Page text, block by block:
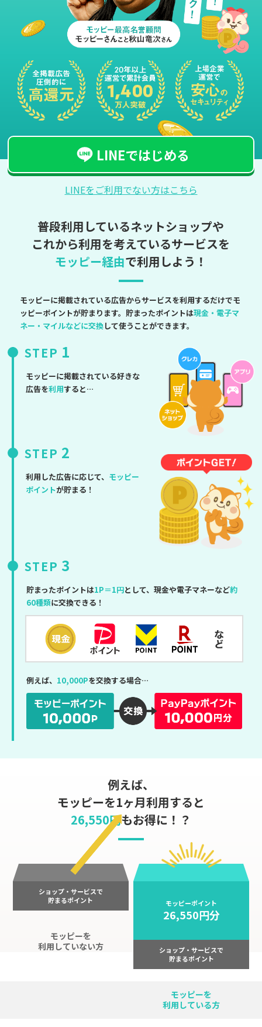
LINEではじめる
LINEをご利用でない方はこちら
普段利用しているネットショップや
これから利用を考えているサービスを
モッピー経由で利用しよう！
モッピーに掲載されている広告からサービスを利用するだけでモ
ッピーポイントが貯まります。貯まったポイントは現金・電子マ
ネー・マイルなどに交換して使うことができます。
STEP 1
モッピーに掲載されている好きな
広告を利用すると…
STEP 2
利用した広告に応じて、 モッピー
ポイントが貯まる！
STEP 3
貯まったポイントは1P＝1円として、現金や電子マネーなど約
60種類に交換できる！
例えば、 10,000Pを交換する場合…
例えば、
モッピーを1ヶ月利用すると
26,550円もお得に！？
モッピーを
利用していない方
ショップ・サービスで
貯まるポイント
モッピーを
利用している方
モッピーポイント
26,550円分
ショップ・サービスで
貯まるポイント